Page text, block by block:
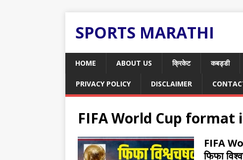
SPORTS MARATHI
HOME ABOUT US क्रिकेट कबड्डी
PRIVACY POLICY DISCLAIMER
FIFA World Cup
FIFA
फिफा